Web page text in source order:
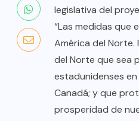
legislativa del
“Las medidas que
América del
del Norte que sea
estadunidenses
Canadá; y que
prosperidad de